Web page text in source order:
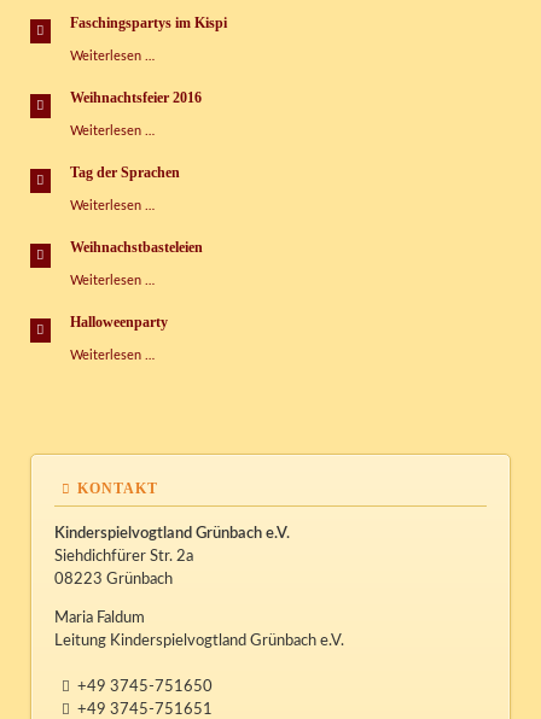
im
Faschingspartys im Kispi
Weiterlesen …
Kispi
Weihnachtsfeier 2016
Weiterlesen …
Tag der Sprachen
Weiterlesen …
Sprachen
Weihnachstbasteleien
Weiterlesen …
Halloweenparty
Weiterlesen …
KONTAKT
Kinderspielvogtland Grünbach e.V.
Siehdichfürer Str. 2a
08223 Grünbach
Maria Faldum
Leitung Kinderspielvogtland Grünbach e.V.
+49 3745-751650
+49 3745-751651